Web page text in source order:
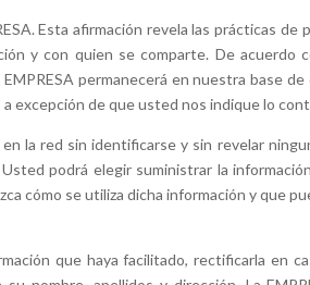
Esta afirmación revela las prácticas
y con quien se comparte. De
permanecerá en nuestra base
excepción de que usted nos indique lo
la red sin identificarse y sin revelar
podrá elegir suministrar la
cómo se utiliza dicha información y que
que haya facilitado, rectificarla en